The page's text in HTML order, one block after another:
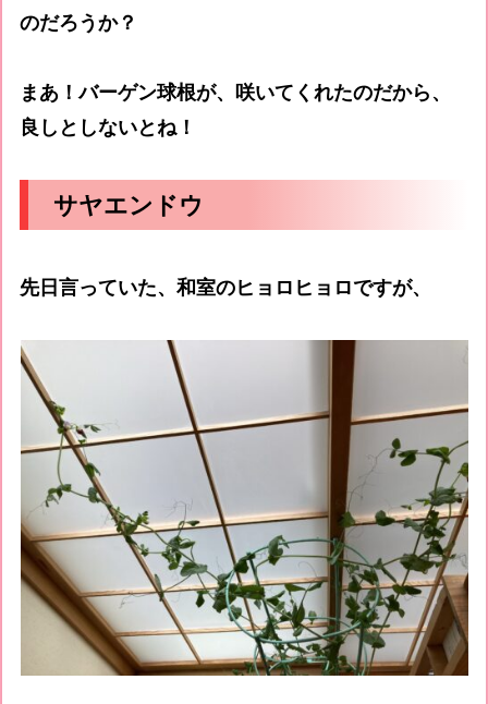
のだろうか？
まあ！バーゲン球根が、咲いてくれたのだから、
良しとしないとね！
サヤエンドウ
先日言っていた、和室のヒョロヒョロですが、